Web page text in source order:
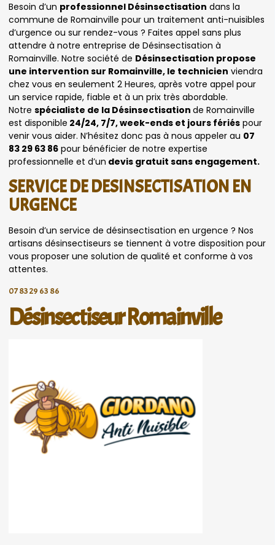
Besoin d’un professionnel Désinsectisation dans la
commune de Romainville pour un traitement anti-nuisibles
d’urgence ou sur rendez-vous ? Faites appel sans plus
attendre à notre entreprise de Désinsectisation à
Romainville. Notre société de Désinsectisation propose
une intervention sur Romainville, le technicien viendra
chez vous en seulement 2 Heures, après votre appel pour
un service rapide, fiable et à un prix très abordable.
Notre spécialiste de la Désinsectisation de Romainville
est disponible 24/24, 7/7, week-ends et jours fériés pour
venir vous aider. N’hésitez donc pas à nous appeler au 07
83 29 63 86 pour bénéficier de notre expertise
professionnelle et d’un devis gratuit sans engagement.
SERVICE DE DESINSECTISATION EN
URGENCE
Besoin d’un service de désinsectisation en urgence ? Nos
artisans désinsectiseurs se tiennent à votre disposition pour
vous proposer une solution de qualité et conforme à vos
attentes.
07 83 29 63 86
Désinsectiseur Romainville